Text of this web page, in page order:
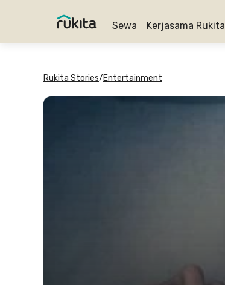
Sewa Kerjasama Rukita
Rukita Stories/Entertainment